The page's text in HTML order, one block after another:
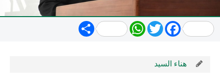
Share WhatsApp
TwitterFacebook
هناء السيد